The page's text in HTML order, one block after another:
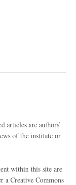
articles are authors’
of the institute or
within this site are
a Creative Commons